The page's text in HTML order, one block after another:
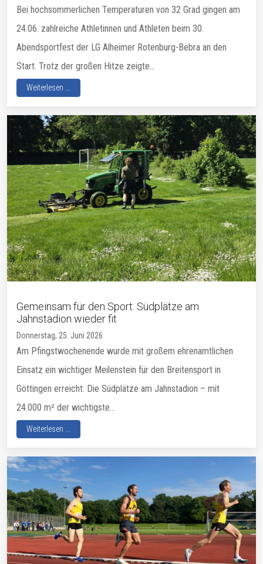
Bei hochsommerlichen Temperaturen von 32 Grad gingen am
24.06. zahlreiche Athletinnen und Athleten beim 30.
Abendsportfest der LG Alheimer Rotenburg-Bebra an den
Start. Trotz der großen Hitze zeigte...
Weiterlesen ...
Gemeinsam für den Sport: Südplätze am
Jahnstadion wieder fit
Donnerstag, 25. Juni 2026
Am Pfingstwochenende wurde mit großem ehrenamtlichen
Einsatz ein wichtiger Meilenstein für den Breitensport in
Göttingen erreicht: Die Südplätze am Jahnstadion – mit
24.000 m² der wichtigste...
Weiterlesen ...